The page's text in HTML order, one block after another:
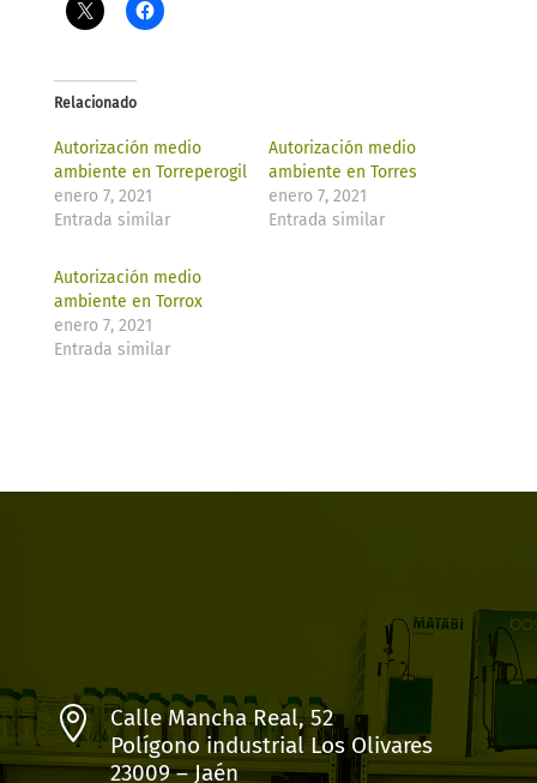
Relacionado
Autorización medio
ambiente en Torreperogil
enero 7, 2021
Entrada similar
Autorización medio
ambiente en Torres
enero 7, 2021
Entrada similar
Autorización medio
ambiente en Torrox
enero 7, 2021
Entrada similar

Calle Mancha Real, 52
Polígono industrial Los Olivares
23009 – Jaén